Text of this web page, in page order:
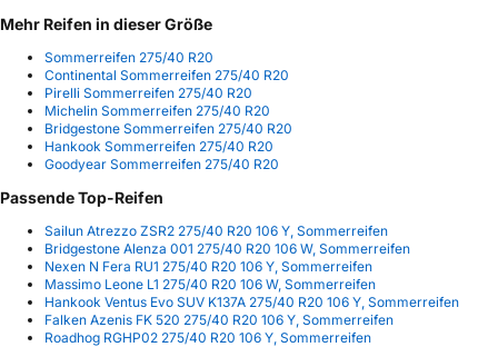
Mehr Reifen in dieser Größe
Sommerreifen 275/40 R20
Continental Sommerreifen 275/40 R20
Pirelli Sommerreifen 275/40 R20
Michelin Sommerreifen 275/40 R20
Bridgestone Sommerreifen 275/40 R20
Hankook Sommerreifen 275/40 R20
Goodyear Sommerreifen 275/40 R20
Passende Top-Reifen
Sailun Atrezzo ZSR2 275/40 R20 106 Y, Sommerreifen
Bridgestone Alenza 001 275/40 R20 106 W, Sommerreifen
Nexen N Fera RU1 275/40 R20 106 Y, Sommerreifen
Massimo Leone L1 275/40 R20 106 W, Sommerreifen
Hankook Ventus Evo SUV K137A 275/40 R20 106 Y, Sommerreifen
Falken Azenis FK 520 275/40 R20 106 Y, Sommerreifen
Roadhog RGHP02 275/40 R20 106 Y, Sommerreifen